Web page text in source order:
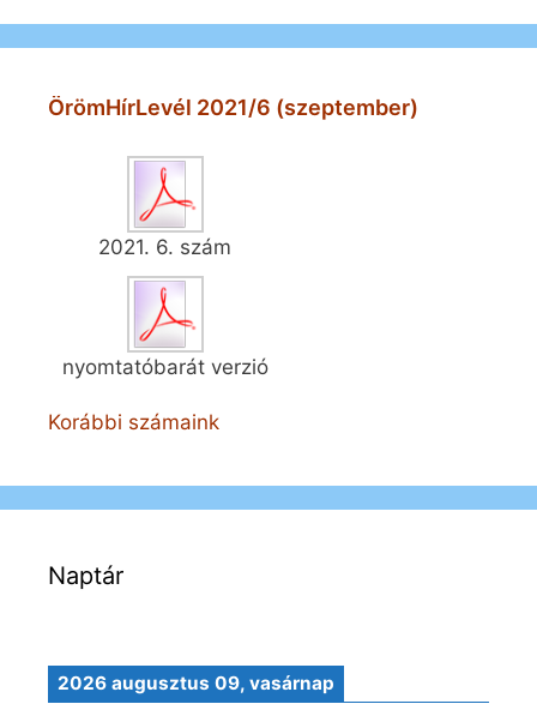
ÖrömHírLevél 2021/6 (szeptember)
2021. 6. szám
nyomtatóbarát verzió
Korábbi számaink
Naptár
2026 augusztus 09, vasárnap